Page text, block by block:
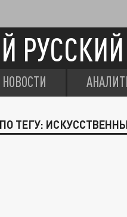
РУССКИЙ
НОВОСТИ
ТЕГУ: